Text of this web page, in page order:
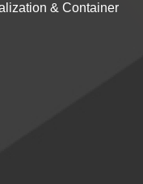
& Container